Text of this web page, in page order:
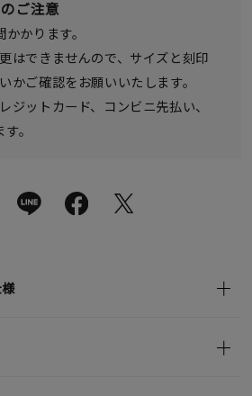
(tax
in)
ご注意
かります。
はできませんので、サイズと刻印
かご確認をお願いいたします。
ジットカード、コンビニ先払い、
。